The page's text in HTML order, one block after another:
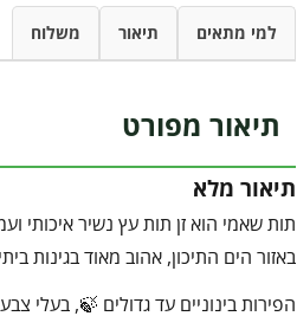
למי מתאים תיאור משלוח
תיאור מפורט
תיאור מלא
תות שאמי הוא זן תות עץ נשיר איכותי
באזור הים התיכון, אהוב מאוד בגינות
הפירות בינוניים עד גדולים 🍃, בעלי